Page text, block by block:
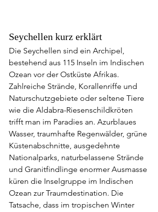
Seychellen kurz erklärt
Die Seychellen sind ein Archipel,
bestehend aus 115 Inseln im Indischen
Ozean vor der Ostküste Afrikas.
Zahlreiche Strände, Korallenriffe und
Naturschutzgebiete oder seltene Tiere
wie die Aldabra-Riesenschildkröten
trifft man im Paradies an. Azurblaues
Wasser, traumhafte Regenwälder, grüne
Küstenabschnitte, ausgedehnte
Nationalparks, naturbelassene Strände
und Granitfindlinge enormer Ausmasse
küren die Inselgruppe im Indischen
Ozean zur Traumdestination. Die
Tatsache, dass im tropischen Winter